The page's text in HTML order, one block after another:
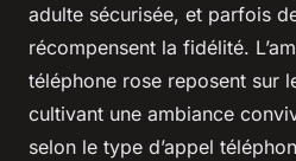
adulte sécurisée, et parfois
récompensent la fidélité.
téléphone rose reposent sur
cultivant une ambiance
selon le type d’appel